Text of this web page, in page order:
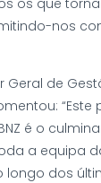
os que
nos
Geral de
“Este
é o
a equipa
longo dos